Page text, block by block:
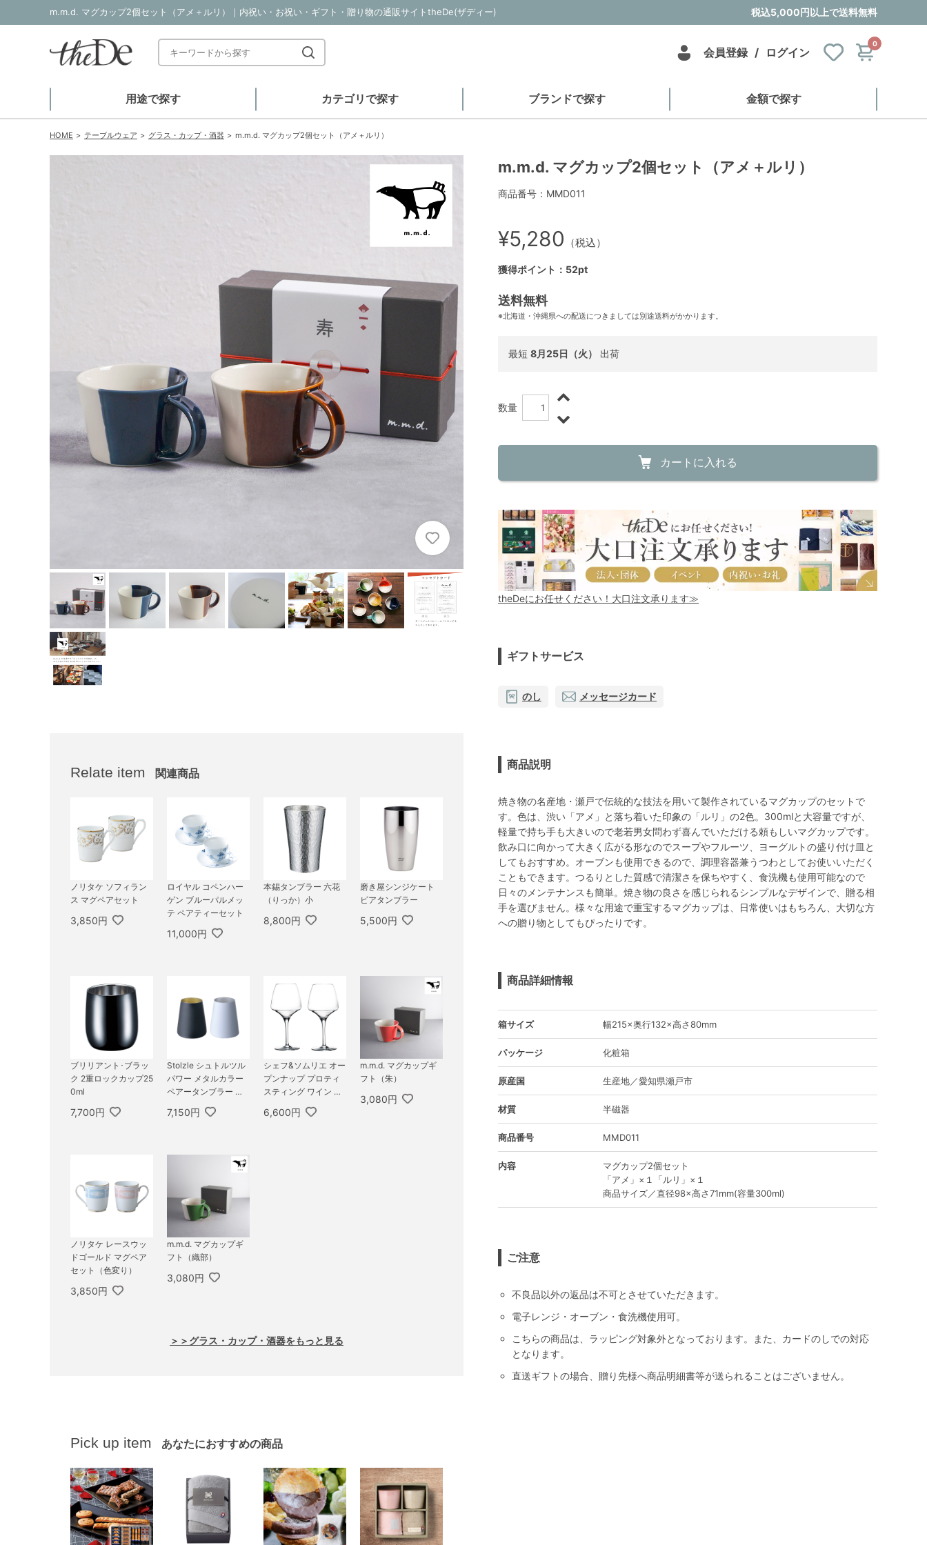
m.m.d. マグカップ2個セット（アメ＋ルリ）｜内祝い・お祝い・ギフト・贈り物の通販サイトtheDe(ザディー) 税込5,000円以上で送料無料
会員登録 / ログイン
0
用途で探す カテゴリで探す ブランドで探す 金額で探す
HOME テーブルウェア グラス・カップ・酒器 m.m.d. マグカップ2個セット（アメ＋ルリ）
Relate item 関連商品
ノリタケ ソフィラン
ス マグペアセット
3,850円
ロイヤル コペンハー
ゲン ブルーパルメッ
テ ペアティーセット
11,000円
本錫タンブラー 六花
（りっか）小
8,800円
磨き屋シンジケート
ビアタンブラー
5,500円
ブリリアント･ブラッ
ク 2重ロックカップ25
0ml
7,700円
Stolzle シュトルツル
パワー メタルカラー
ペアータンブラー マ
ド＆マットホワイト・
7,150円
シェフ&ソムリエ オー
プンナップ プロティ
スティング ワイン ペ
6,600円
m.m.d. マグカップギ
フト（朱）
3,080円
ノリタケ レースウッ
ドゴールド マグペア
セット（色変り）
3,850円
m.m.d. マグカップギ
フト（織部）
3,080円
＞＞グラス・カップ・酒器をもっと見る
Pick up item あなたにおすすめの商品
m.m.d. マグカップ2個セット（アメ＋ルリ）
商品番号：MMD011
¥5,280 （税込）
獲得ポイント：52pt
送料無料
※北海道・沖縄県への配送につきましては別途送料がかかります。
最短 8月25日（火） 出荷
数量
カートに入れる
theDeにお任せください！大口注文承ります≫
ギフトサービス
のし メッセージカード
商品説明
焼き物の名産地・瀬戸で伝統的な技法を用いて製作されているマグカップのセットで
す。色は、渋い「アメ」と落ち着いた印象の「ルリ」の2色。300mlと大容量ですが、
軽量で持ち手も大きいので老若男女問わず喜んでいただける頼もしいマグカップです。
飲み口に向かって大きく広がる形なのでスープやフルーツ、ヨーグルトの盛り付け皿と
してもおすすめ。オーブンも使用できるので、調理容器兼うつわとしてお使いいただく
こともできます。つるりとした質感で清潔さを保ちやすく、食洗機も使用可能なので
日々のメンテナンスも簡単。焼き物の良さを感じられるシンプルなデザインで、贈る相
手を選びません。様々な用途で重宝するマグカップは、日常使いはもちろん、大切な方
への贈り物としてもぴったりです。
商品詳細情報
箱サイズ 幅215×奥行132×高さ80mm
パッケージ 化粧箱
原産国 生産地／愛知県瀬戸市
材質 半磁器
商品番号 MMD011
内容
マグカップ2個セット
「アメ」×１「ルリ」×１
商品サイズ／直径98×高さ71mm(容量300ml)
ご注意
不良品以外の返品は不可とさせていただきます。
電子レンジ・オーブン・食洗機使用可。
こちらの商品は、ラッピング対象外となっております。また、カードのしでの対応
となります。
直送ギフトの場合、贈り先様へ商品明細書等が送られることはございません。